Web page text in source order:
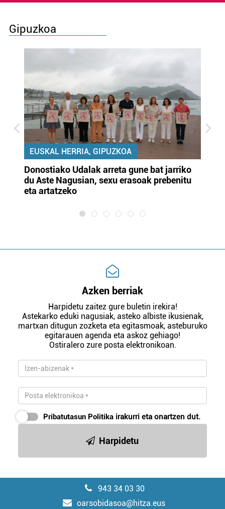
Gipuzkoa
EUSKAL HERRIA, GIPUZKOA
Donostiako Udalak arreta gune bat jarriko
du Aste Nagusian, sexu erasoak prebenitu
eta artatzeko
Azken berriak
Harpidetu zaitez gure buletin irekira!
Astekarko eduki nagusiak, asteko albiste ikusienak,
martxan ditugun zozketa eta egitasmoak, asteburuko
egitarauen agenda eta askoz gehiago!
Ostiralero zure posta elektronikoan.
Pribatutasun Politika irakurri eta onartzen dut.
Harpidetu
943 34 03 30
oarsobidasoa@hitza.eus